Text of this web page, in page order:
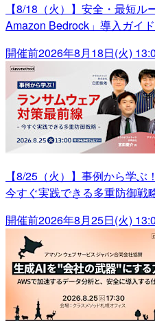
【8/18（火）】安全・最短
Amazon Bedrock」導入ガイド
開催前2026年8月18日(火)
【8/25（火）】事例から学
今すぐ実践できる多重防御戦
開催前2026年8月25日(火)